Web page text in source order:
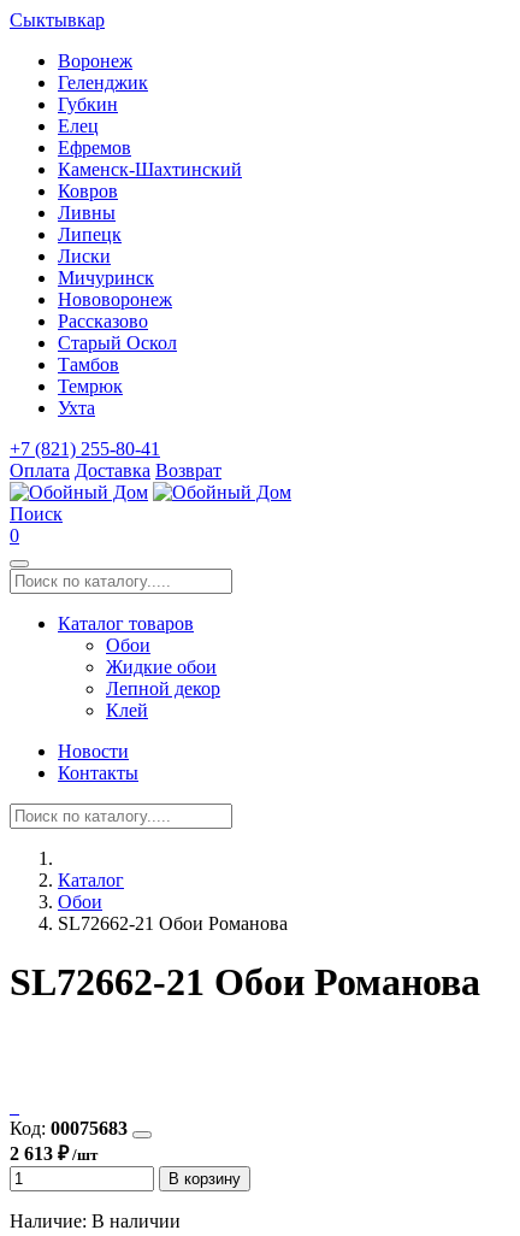
Сыктывкар
Воронеж
Геленджик
Губкин
Елец
Ефремов
Каменск-Шахтинский
Ковров
Ливны
Липецк
Лиски
Мичуринск
Нововоронеж
Рассказово
Старый Оскол
Тамбов
Темрюк
Ухта
+7 (821) 255-80-41
Оплата Доставка Возврат
Поиск
0
Каталог товаров
Обои
Жидкие обои
Лепной декор
Клей
Новости
Контакты
Каталог
Обои
SL72662-21 Обои Романова
SL72662-21 Обои Романова
Код: 00075683
2 613 ₽/шт
В корзину
Наличие: В наличии